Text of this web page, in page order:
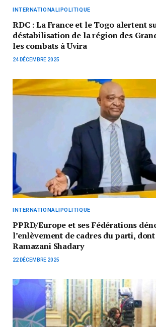
INTERNATIONAL|POLITIQUE
RDC : La France et le Togo alertent
déstabilisation de la région des
les combats à Uvira
24 DÉCEMBRE 2025
INTERNATIONAL|POLITIQUE
PPRD/Europe et ses Fédérations
l’enlèvement de cadres du parti,
Ramazani Shadary
22 DÉCEMBRE 2025